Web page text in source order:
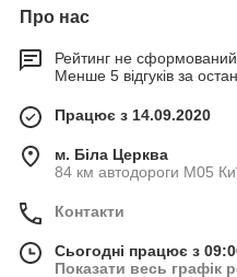
Про нас
Рейтинг не сформований
Менше 5 відгуків за
Працює з 14.09.2020
м. Біла Церква
84 км автодороги М05
Контакти
Сьогодні працює з
Показати весь графік